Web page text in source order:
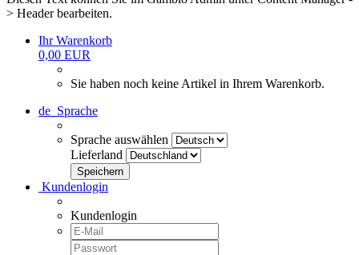
> Header bearbeiten.
Ihr Warenkorb
0,00 EUR
Sie haben noch keine Artikel in Ihrem Warenkorb.
de Sprache
Sprache auswählen
Lieferland
Kundenlogin
Kundenlogin